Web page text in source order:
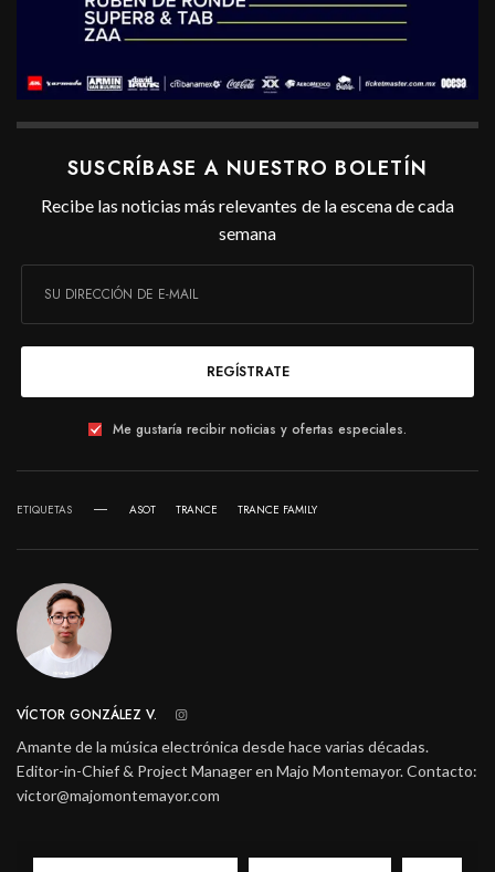
SUSCRÍBASE A NUESTRO BOLETÍN
Recibe las noticias más relevantes de la escena de cada
semana
REGÍSTRATE
Me gustaría recibir noticias y ofertas especiales.
ETIQUETAS ASOT TRANCE TRANCE FAMILY
VÍCTOR GONZÁLEZ V.
Amante de la música electrónica desde hace varias décadas.
Editor-in-Chief & Project Manager en Majo Montemayor. Contacto:
victor@majomontemayor.com